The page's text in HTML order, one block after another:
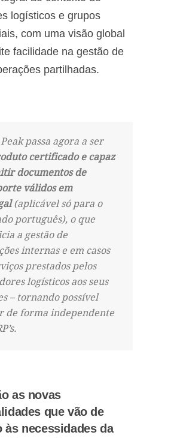
logísticos e grupos
com uma visão global
facilidade na gestão de
partilhadas.
passa agora a ser
certificado e capaz
documentos de
válidos em
(aplicável só para o
português), o que
a gestão de
internas e em casos
prestados pelos
logísticos aos seus
– tornando possível
de forma independente
as novas
que vão de
às necessidades da